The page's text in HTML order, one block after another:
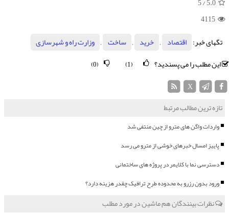
4115
تگهای خبر:
اقتصاد , خرید , ساخت ,
وزارت راه و شهرسازی
این مطلب را می پسندید؟
(0)
تازه ترین مطالب مرتبط
واردات واگن های مترو از چین منتفی شد
پاییز امسال خبرهای خوشی از مترو می رسد
دسترسی نما با کلایمر در پروژه های ساختمانی
ورود بدون رزرو به محدوده طرح ترافیک چقدر هزینه دارد؟
نظرات بینندگان هم ماشین در مورد مطلب